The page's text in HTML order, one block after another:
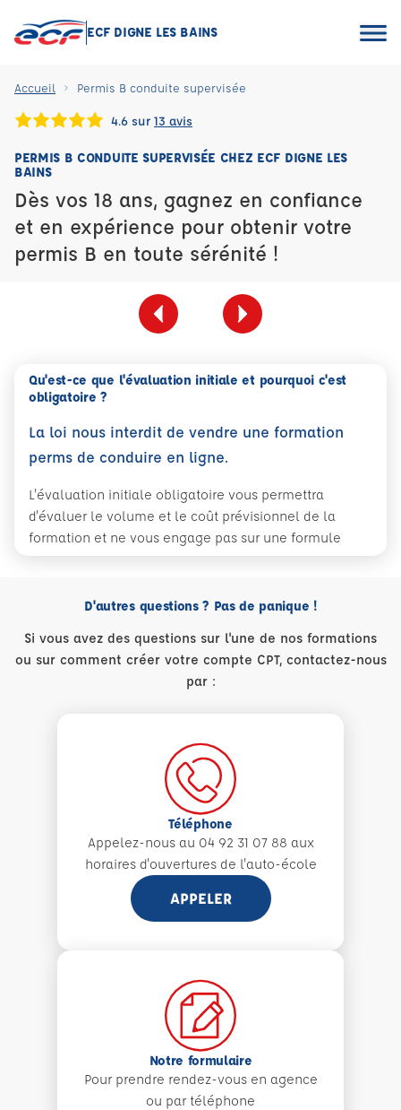
ECF DIGNE LES BAINS
Accueil Permis B conduite supervisée
4.6 sur 13 avis
PERMIS B CONDUITE SUPERVISÉE CHEZ ECF DIGNE LES
BAINS
Dès vos 18 ans, gagnez en confiance
et en expérience pour obtenir votre
permis B en toute sérénité !
Qu'est-ce que l'évaluation initiale et pourquoi c'est
obligatoire ?
La loi nous interdit de vendre une formation
perms de conduire en ligne.
L'évaluation initiale obligatoire vous permettra
d'évaluer le volume et le coût prévisionnel de la
formation et ne vous engage pas sur une formule
D'autres questions ? Pas de panique !
Si vous avez des questions sur l'une de nos formations
ou sur comment créer votre compte CPT, contactez-nous
par :
Téléphone
Appelez-nous au 04 92 31 07 88 aux
horaires d'ouvertures de l'auto-école
APPELER
Notre formulaire
Pour prendre rendez-vous en agence
ou par téléphone